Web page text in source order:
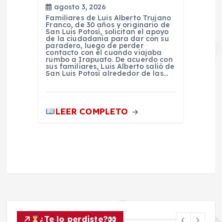
agosto 3, 2026
Familiares de Luis Alberto Trujano
Franco, de 30 años y originario de
San Luis Potosí, solicitan el apoyo
de la ciudadanía para dar con su
paradero, luego de perder
contacto con él cuando viajaba
rumbo a Irapuato. De acuerdo con
sus familiares, Luis Alberto salió de
San Luis Potosí alrededor de las…
LEER COMPLETO
¿Te lo perdiste?